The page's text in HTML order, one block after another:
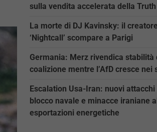
sulla vendita accelerata della Truth
La morte di DJ Kavinsky: il
‘Nightcall’ scompare a Parigi
Germania: Merz rivendica stabilità
coalizione mentre l’AfD cresce nei
Escalation Usa-Iran: nuovi
blocco navale e minacce iraniane
esportazioni energetiche